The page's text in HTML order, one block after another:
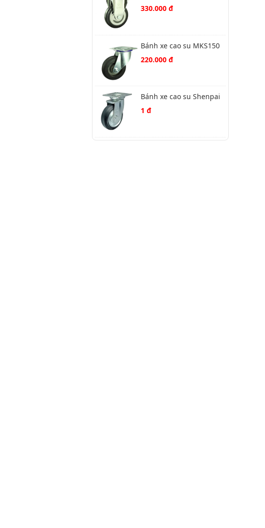
định
330.000 đ
Bánh xe cao su MKS150
MK xoay
220.000 đ
Bánh xe cao su Shenpai
PK130 xoay
1 đ